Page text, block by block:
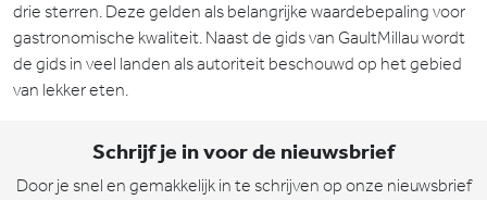
drie sterren. Deze gelden als belangrijke waardebepaling voor
gastronomische kwaliteit. Naast de gids van GaultMillau wordt
de gids in veel landen als autoriteit beschouwd op het gebied
van lekker eten.
Schrijf je in voor de nieuwsbrief
Door je snel en gemakkelijk in te schrijven op onze nieuwsbrief